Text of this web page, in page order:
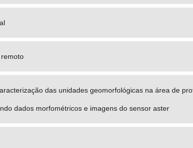
das unidades geomorfológicas na área de
dados morfométricos e imagens do sensor aster